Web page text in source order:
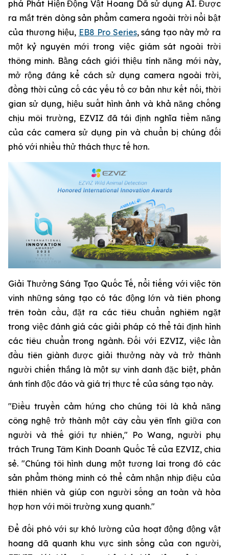
phá Phát Hiện Động Vật Hoang Dã sử dụng AI. Được
ra mắt trên dòng sản phẩm camera ngoài trời nổi bật
của thương hiệu, EB8 Pro Series, sáng tạo này mở ra
một kỷ nguyên mới trong việc giám sát ngoài trời
thông minh. Bằng cách giới thiệu tính năng mới này,
mở rộng đáng kể cách sử dụng camera ngoài trời,
đồng thời củng cố các yếu tố cơ bản như kết nối, thời
gian sử dụng, hiệu suất hình ảnh và khả năng chống
chịu môi trường, EZVIZ đã tái định nghĩa tiềm năng
của các camera sử dụng pin và chuẩn bị chúng đối
phó với nhiều thử thách thực tế hơn.
Giải Thưởng Sáng Tạo Quốc Tế, nổi tiếng với việc tôn
vinh những sáng tạo có tác động lớn và tiên phong
trên toàn cầu, đặt ra các tiêu chuẩn nghiêm ngặt
trong việc đánh giá các giải pháp có thể tái định hình
các tiêu chuẩn trong ngành. Đối với EZVIZ, việc lần
đầu tiên giành được giải thưởng này và trở thành
người chiến thắng là một sự vinh danh đặc biệt, phản
ánh tính độc đáo và giá trị thực tế của sáng tạo này.
"Điều truyền cảm hứng cho chúng tôi là khả năng
công nghệ trở thành một cây cầu yên tĩnh giữa con
người và thế giới tự nhiên," Po Wang, người phụ
trách Trung Tâm Kinh Doanh Quốc Tế của EZVIZ, chia
sẻ. "Chúng tôi hình dung một tương lai trong đó các
sản phẩm thông minh có thể cảm nhận nhịp điệu của
thiên nhiên và giúp con người sống an toàn và hòa
hợp hơn với môi trường xung quanh."
Để đối phó với sự khó lường của hoạt động động vật
hoang dã quanh khu vực sinh sống của con người,